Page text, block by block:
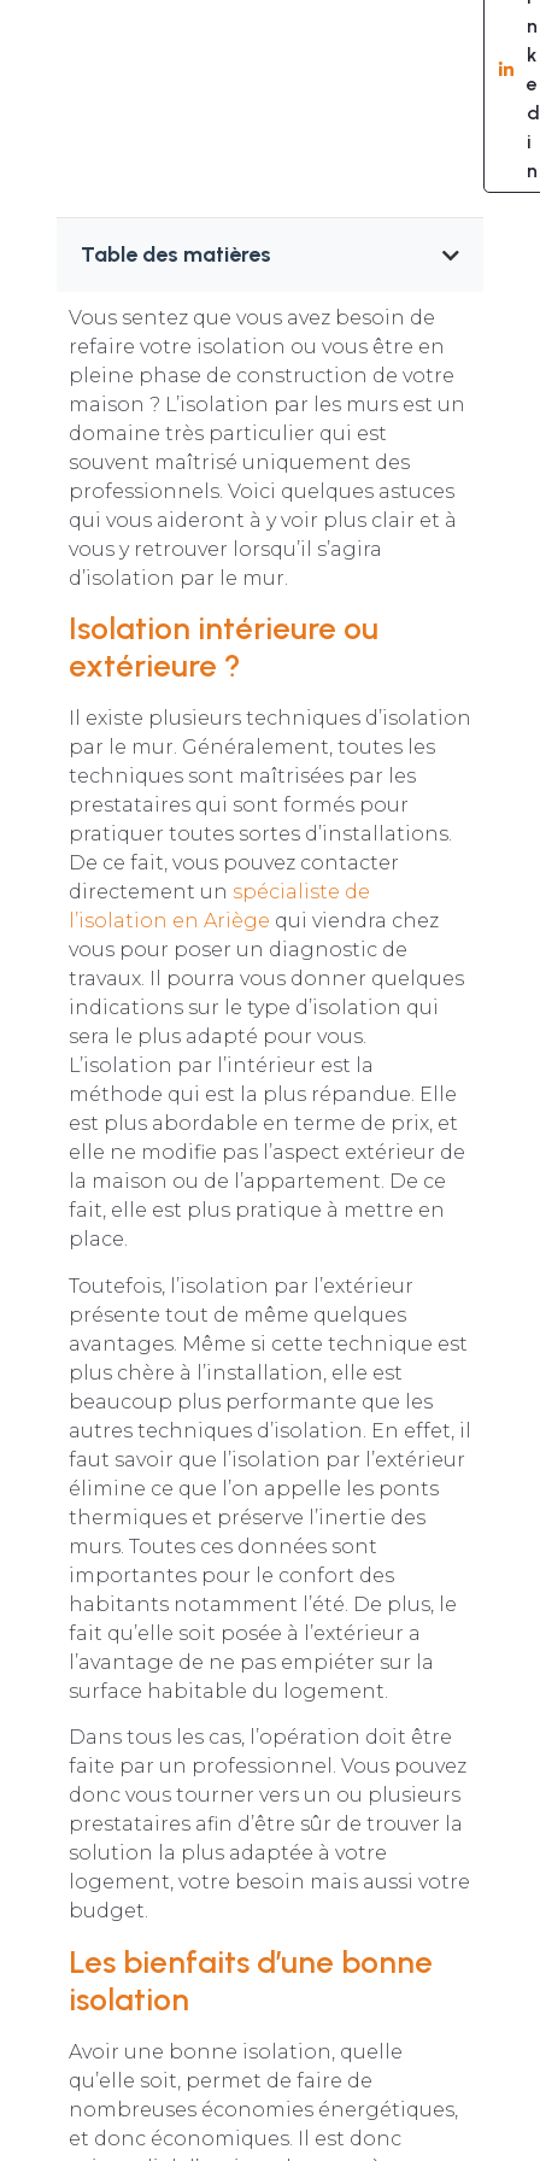
n
k
e
d
i
n
Table des matières
Vous sentez que vous avez besoin de
refaire votre isolation ou vous être en
pleine phase de construction de votre
maison ? L’isolation par les murs est un
domaine très particulier qui est
souvent maîtrisé uniquement des
professionnels. Voici quelques astuces
qui vous aideront à y voir plus clair et à
vous y retrouver lorsqu’il s’agira
d’isolation par le mur.
Isolation intérieure ou
extérieure ?
Il existe plusieurs techniques d’isolation
par le mur. Généralement, toutes les
techniques sont maîtrisées par les
prestataires qui sont formés pour
pratiquer toutes sortes d’installations.
De ce fait, vous pouvez contacter
directement un spécialiste de
l’isolation en Ariège qui viendra chez
vous pour poser un diagnostic de
travaux. Il pourra vous donner quelques
indications sur le type d’isolation qui
sera le plus adapté pour vous.
L’isolation par l’intérieur est la
méthode qui est la plus répandue. Elle
est plus abordable en terme de prix, et
elle ne modifie pas l’aspect extérieur de
la maison ou de l’appartement. De ce
fait, elle est plus pratique à mettre en
place.
Toutefois, l’isolation par l’extérieur
présente tout de même quelques
avantages. Même si cette technique est
plus chère à l’installation, elle est
beaucoup plus performante que les
autres techniques d’isolation. En effet, il
faut savoir que l’isolation par l’extérieur
élimine ce que l’on appelle les ponts
thermiques et préserve l’inertie des
murs. Toutes ces données sont
importantes pour le confort des
habitants notamment l’été. De plus, le
fait qu’elle soit posée à l’extérieur a
l’avantage de ne pas empiéter sur la
surface habitable du logement.
Dans tous les cas, l’opération doit être
faite par un professionnel. Vous pouvez
donc vous tourner vers un ou plusieurs
prestataires afin d’être sûr de trouver la
solution la plus adaptée à votre
logement, votre besoin mais aussi votre
budget.
Les bienfaits d’une bonne
isolation
Avoir une bonne isolation, quelle
qu’elle soit, permet de faire de
nombreuses économies énergétiques,
et donc économiques. Il est donc